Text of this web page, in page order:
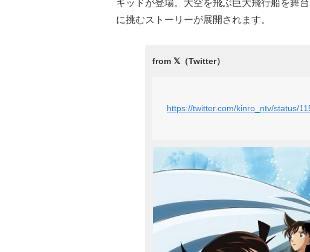
キッドが登場。大空を飛ぶ巨大飛行船を舞
に挑むストーリーが展開されます。
https://twitter.com/kinro_ntv/status/